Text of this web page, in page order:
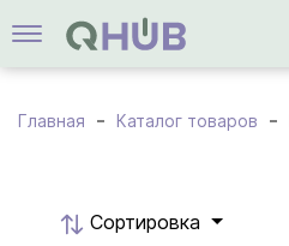
Главная Каталог товаров
Cортировка